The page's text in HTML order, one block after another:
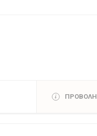
ΠΡΟΒΟΛΗ